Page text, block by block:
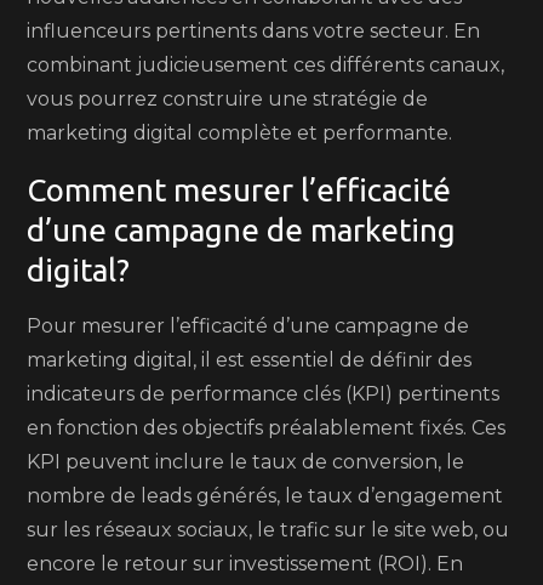
influenceurs pertinents dans votre secteur. En
combinant judicieusement ces différents canaux,
vous pourrez construire une stratégie de
marketing digital complète et performante.
Comment mesurer l’efficacité
d’une campagne de marketing
digital?
Pour mesurer l’efficacité d’une campagne de
marketing digital, il est essentiel de définir des
indicateurs de performance clés (KPI) pertinents
en fonction des objectifs préalablement fixés. Ces
KPI peuvent inclure le taux de conversion, le
nombre de leads générés, le taux d’engagement
sur les réseaux sociaux, le trafic sur le site web, ou
encore le retour sur investissement (ROI). En